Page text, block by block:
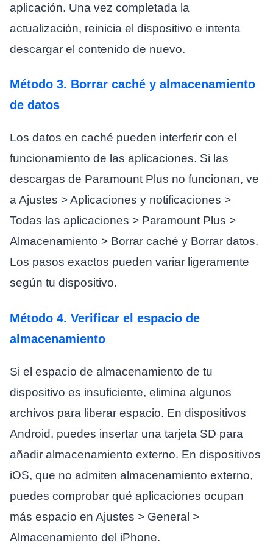
aplicación. Una vez completada la
actualización, reinicia el dispositivo e intenta
descargar el contenido de nuevo.
Método 3. Borrar caché y almacenamiento
de datos
Los datos en caché pueden interferir con el
funcionamiento de las aplicaciones. Si las
descargas de Paramount Plus no funcionan, ve
a Ajustes > Aplicaciones y notificaciones >
Todas las aplicaciones > Paramount Plus >
Almacenamiento > Borrar caché y Borrar datos.
Los pasos exactos pueden variar ligeramente
según tu dispositivo.
Método 4. Verificar el espacio de
almacenamiento
Si el espacio de almacenamiento de tu
dispositivo es insuficiente, elimina algunos
archivos para liberar espacio. En dispositivos
Android, puedes insertar una tarjeta SD para
añadir almacenamiento externo. En dispositivos
iOS, que no admiten almacenamiento externo,
puedes comprobar qué aplicaciones ocupan
más espacio en Ajustes > General >
Almacenamiento del iPhone.